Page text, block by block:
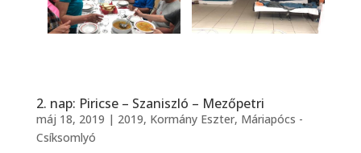
2. nap: Piricse – Szaniszló – Mezőpetri
máj 18, 2019 | 2019, Kormány Eszter, Máriapócs -
Csíksomlyó